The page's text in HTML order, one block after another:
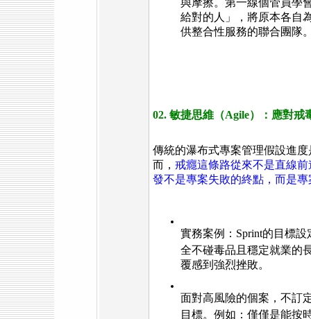
給對的人」，將原本各自
供整合性服務的聯合團隊
02. 敏捷思維（Agile）：應對戒
傳統的瀑布式專案管理假設進
而， 戒癮這條路從來不是直線
發不是專案失敗的終點，而是
實務案例：Sprint的目標設
全不碰毒品且穩定就業的
覆感到強烈挫敗。
面對高風險的個案，不訂
目標。例如：僅僅是能按